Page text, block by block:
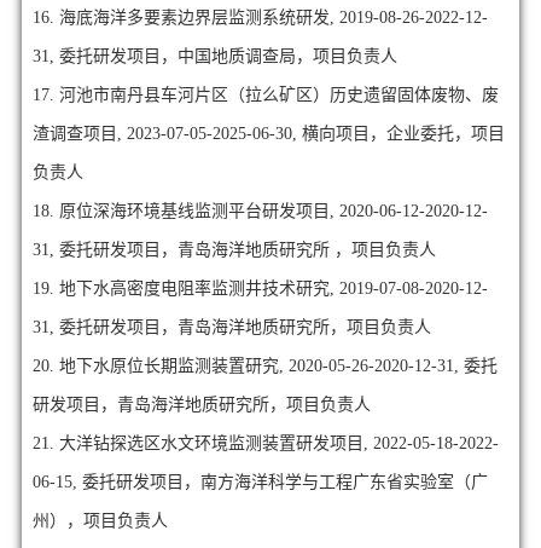
16. 海底海洋多要素边界层监测系统研发, 2019-08-26-2022-12-
31, 委托研发项目，中国地质调查局，项目负责人
17. 河池市南丹县车河片区（拉么矿区）历史遗留固体废物、废
渣调查项目, 2023-07-05-2025-06-30, 横向项目，企业委托，项目
负责人
18. 原位深海环境基线监测平台研发项目, 2020-06-12-2020-12-
31, 委托研发项目，青岛海洋地质研究所 ，项目负责人
19. 地下水高密度电阻率监测井技术研究, 2019-07-08-2020-12-
31, 委托研发项目，青岛海洋地质研究所，项目负责人
20. 地下水原位长期监测装置研究, 2020-05-26-2020-12-31, 委托
研发项目，青岛海洋地质研究所，项目负责人
21. 大洋钻探选区水文环境监测装置研发项目, 2022-05-18-2022-
06-15, 委托研发项目，南方海洋科学与工程广东省实验室（广
州），项目负责人